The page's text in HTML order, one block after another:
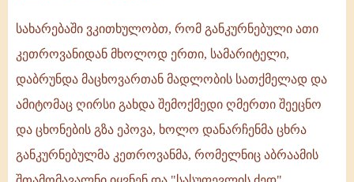
სახარებაში ვკითხულობთ, რომ განკურნებული ათი
კეთროვანიდან მხოლოდ ერთი, სამარიტელი,
დაბრუნდა მაცხოვართან მადლობის სათქმელად და
ამიტომაც ღირსი გახდა შემოქმედი ღმერთი შეეცნო
და ცხონების გზა ეპოვა, ხოლო დანარჩენმა ცხრა
განკურნებულმა კეთროვანმა, რომელნიც აბრაამის